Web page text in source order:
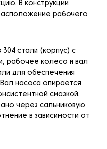
В конструкции
рабочего
304 стали (корпус) с
рабочее колесо и вал
для обеспечения
насоса опирается
смазкой.
через сальниковую
в зависимости от